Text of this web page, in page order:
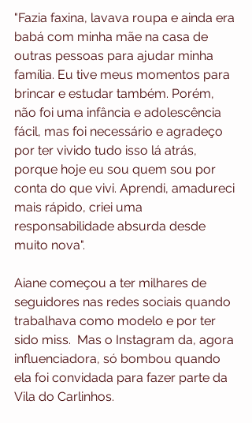
"Fazia faxina, lavava roupa e ainda era
babá com minha mãe na casa de
outras pessoas para ajudar minha
família. Eu tive meus momentos para
brincar e estudar também. Porém,
não foi uma infância e adolescência
fácil, mas foi necessário e agradeço
por ter vivido tudo isso lá atrás,
porque hoje eu sou quem sou por
conta do que vivi. Aprendi, amadureci
mais rápido, criei uma
responsabilidade absurda desde
muito nova".
Aiane começou a ter milhares de
seguidores nas redes sociais quando
trabalhava como modelo e por ter
sido miss.  Mas o Instagram da, agora
influenciadora, só bombou quando
ela foi convidada para fazer parte da
Vila do Carlinhos.